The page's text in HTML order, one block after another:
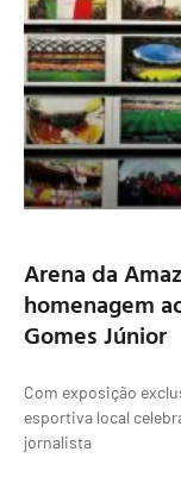
Arena da
homenagem
Gomes Júnior
Com exposição
esportiva local
jornalista